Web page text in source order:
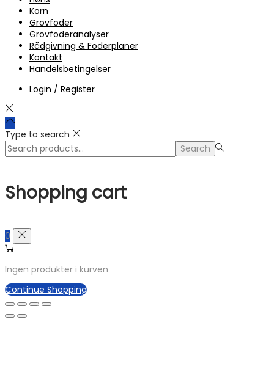
Korn
Grovfoder
Grovfoderanalyser
Rådgivning & Foderplaner
Kontakt
Handelsbetingelser
Login / Register
Type to search
Search
for:>
Search
Shopping cart
0
Ingen produkter i kurven
Continue Shopping